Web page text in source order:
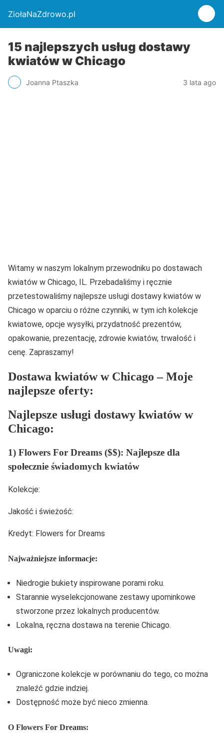
ZiołaNaZdrowo.pl
15 najlepszych usług dostawy
kwiatów w Chicago
Joanna Ptaszka 3 lata ago
Witamy w naszym lokalnym przewodniku po dostawach
kwiatów w Chicago, IL. Przebadaliśmy i ręcznie
przetestowaliśmy najlepsze usługi dostawy kwiatów w
Chicago w oparciu o różne czynniki, w tym ich kolekcje
kwiatowe, opcje wysyłki, przydatność prezentów,
opakowanie, prezentację, zdrowie kwiatów, trwałość i
cenę. Zapraszamy!
Dostawa kwiatów w Chicago – Moje
najlepsze oferty:
Najlepsze usługi dostawy kwiatów w
Chicago:
1) Flowers For Dreams ($$): Najlepsze dla
społecznie świadomych kwiatów
Kolekcje:
Jakość i świeżość:
Kredyt: Flowers for Dreams
Najważniejsze informacje:
Niedrogie bukiety inspirowane porami roku.
Starannie wyselekcjonowane zestawy upominkowe
stworzone przez lokalnych producentów.
Lokalna, ręczna dostawa na terenie Chicago.
Uwagi:
Ograniczone kolekcje w porównaniu do tego, co można
znaleźć gdzie indziej.
Dostępność może być nieco zmienna.
O Flowers For Dreams: